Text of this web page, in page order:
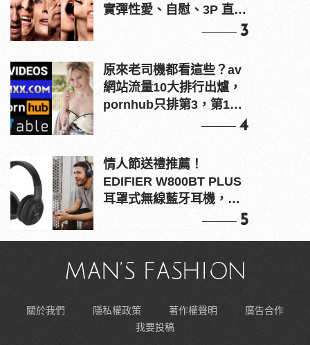
實彈性愛、自慰、3P 直接
3
原來老司機都看這些？av
網站流量10大排行出爐，
pornhub只排第3，第1名
4
情人節送禮推薦！
EDIFIER W800BT PLUS
耳罩式無線藍牙耳機，在
5
關於我們 隱私權政策 著作權聲明
廣告合作
我要投稿